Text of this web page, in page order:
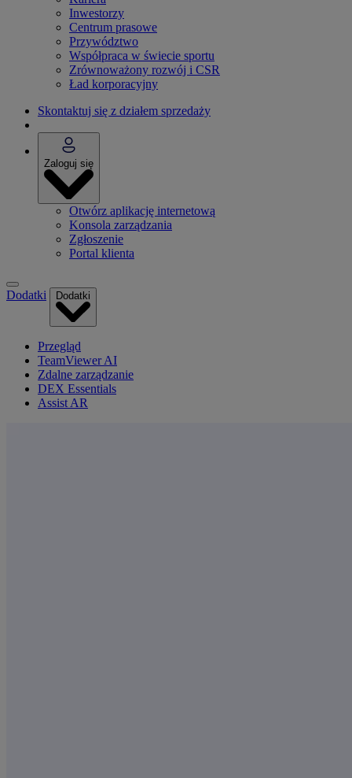
Inwestorzy
Centrum prasowe
Przywództwo
Współpraca w świecie sportu
Zrównoważony rozwój i CSR
Ład korporacyjny
Skontaktuj się z działem sprzedaży
Zaloguj się
Otwórz aplikację internetową
Konsola zarządzania
Zgłoszenie
Portal klienta
Dodatki Dodatki
Przegląd
TeamViewer AI
Zdalne zarządzanie
DEX Essentials
Assist AR